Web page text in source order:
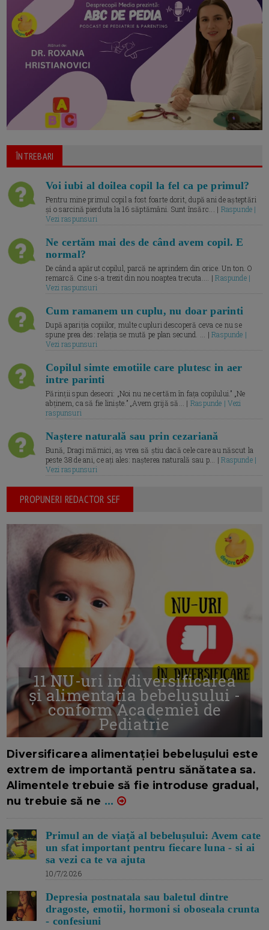
ÎNTREBARI
Voi iubi al doilea copil la fel ca pe primul?
Pentru mine primul copil a fost foarte dorit, după ani de așteptări
și o sarcină pierduta la 16 săptămâni. Sunt însărc... | Raspunde |
Vezi raspunsuri
Ne certăm mai des de când avem copil. E
normal?
De când a apărut copilul, parcă ne aprindem din orice. Un ton. O
remarcă. Cine s-a trezit din nou noaptea trecuta.... |Raspunde |
Vezi raspunsuri
Cum ramanem un cuplu, nu doar parinti
După apariția copiilor, multe cupluri descoperă ceva ce nu se
spune prea des: relația se mută pe plan secund. ... |Raspunde |
Vezi raspunsuri
Copilul simte emotiile care plutesc in aer
intre parinti
Părinții spun deseori: „Noi nu ne certăm în fața copilului.” „Ne
abținem, ca să fie liniște.” „Avem grijă să... | Raspunde | Vezi
raspunsuri
Naștere naturală sau prin cezariană
Bună, Dragi mămici, aș vrea să știu dacă cele care au născut la
peste 38 de ani, ce ați ales: nașterea naturală sau p... |Raspunde |
Vezi raspunsuri
PROPUNERI REDACTOR SEF
11 NU-uri in diversificarea
și alimentația bebelușului -
conform Academiei de
Pediatrie
Diversificarea alimentației bebelușului este
extrem de importantă pentru sănătatea sa.
Alimentele trebuie să fie introduse gradual,
nu trebuie să ne ...
Primul an de viață al bebelușului: Avem cate
un sfat important pentru fiecare luna - si ai
sa vezi ca te va ajuta
10/7/2026
Depresia postnatala sau baletul dintre
dragoste, emotii, hormoni si oboseala crunta
- confesiuni